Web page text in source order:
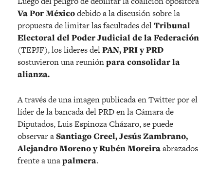
Va Por Méxicodebido a la discusión sobre la
propuesta de limitar las facultades delTribunal
Electoral del Poder Judicial de la Federación
(TEPJF), los líderes delPAN, PRI y PRD
sostuvieron una reuniónpara consolidar la
alianza.
A través de una imagen publicada en Twitter por el
líder de la bancada del PRD en la Cámara de
Diputados, Luis Espinoza Cházaro, se puede
observar a Santiago Creel, Jesús Zambrano,
Alejandro Moreno y Rubén Moreiraabrazados
frente a unapalmera.